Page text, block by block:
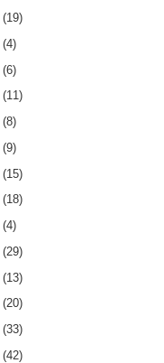
(19)
(4)
(6)
(11)
(8)
(9)
(15)
(18)
(4)
(29)
(13)
(20)
(33)
(42)